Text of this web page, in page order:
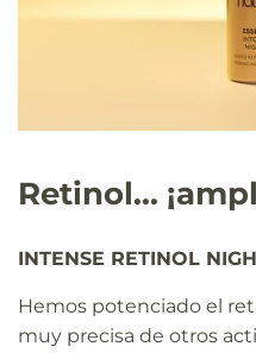
Retinol...
INTENSE RETINOL
Hemos potenciado el
muy precisa de otros